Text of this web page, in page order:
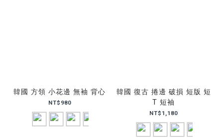
韓國 方領 小花邊 無袖 背心
NT$980
韓國 復古 捲邊 破損 短版 短
T 短袖
NT$1,180